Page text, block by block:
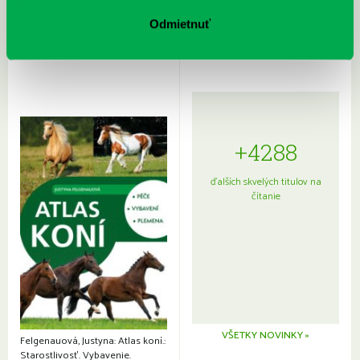
Odmietnuťjaponskou kuchyňou a etiketou
Felgenauová, Justyna: Atlas koní.:
Starostlivosť. Vybavenie.
+4288
ďalších skvelých titulov na
čítanie
VŠETKY NOVINKY »